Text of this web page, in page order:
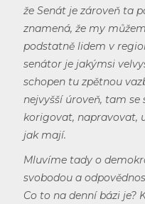
že Senát je zároveň ta
znamená, že my
podstatně lidem v
senátor je jakýmsi
schopen tu zpětnou
nejvyšší úroveň, tam
korigovat, napravovat,
jak mají.
Mluvíme tady o
svobodou a
Co to na denní bázi je?